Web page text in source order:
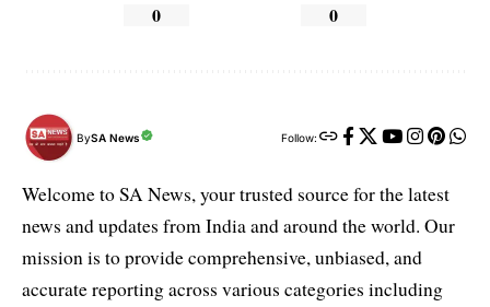
0 0
BySA News Follow:
Welcome to SA News, your trusted source for the latest
news and updates from India and around the world. Our
mission is to provide comprehensive, unbiased, and
accurate reporting across various categories including